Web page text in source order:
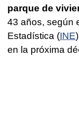
parque de
43 años, según
Estadística (INE
en la próxima